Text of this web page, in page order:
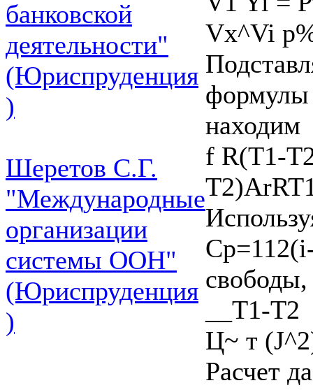
банковской
деятельности"
(Юриспруденция
)
Шеретов С.Г.
"Международные
организации
системы ООН"
(Юриспруденция
)
Vx^Vi
формулы
находим
f R(T1-
свободы,
__T1-T2
Ц~ т
Расчет